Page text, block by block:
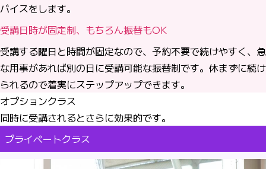
バイスをします。
受講日時が固定制、もちろん振替もOK
受講する曜日と時間が固定なので、予約不要で続けやすく、急
な用事があれば別の日に受講可能な振替制です。休まずに続け
られるので着実にステップアップできます。
オプションクラス
同時に受講されるとさらに効果的です。
プライベートクラス